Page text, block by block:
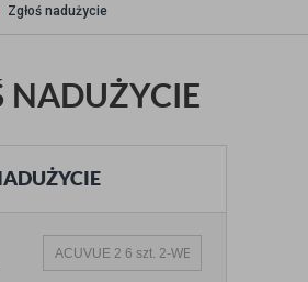
Zgłoś nadużycie
NADUŻYCIE